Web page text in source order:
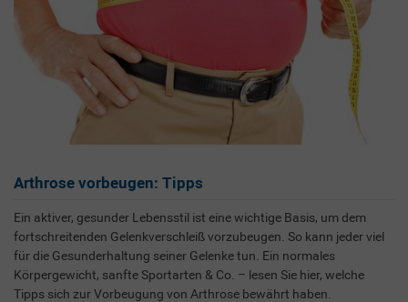
Arthrose vorbeugen: Tipps
Ein aktiver, gesunder Lebensstil ist eine wichtige Basis, um dem
fortschreitenden Gelenkverschleiß vorzubeugen. So kann jeder viel
für die Gesunderhaltung seiner Gelenke tun. Ein normales
Körpergewicht, sanfte Sportarten & Co. – lesen Sie hier, welche
Tipps sich zur Vorbeugung von Arthrose bewährt haben.